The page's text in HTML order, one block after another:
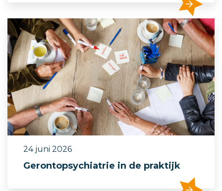
24 juni 2026
Gerontopsychiatrie in de praktijk